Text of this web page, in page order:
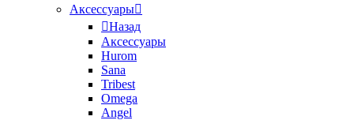
Аксессуары
Назад
Аксессуары
Hurom
Sana
Tribest
Omega
Angel